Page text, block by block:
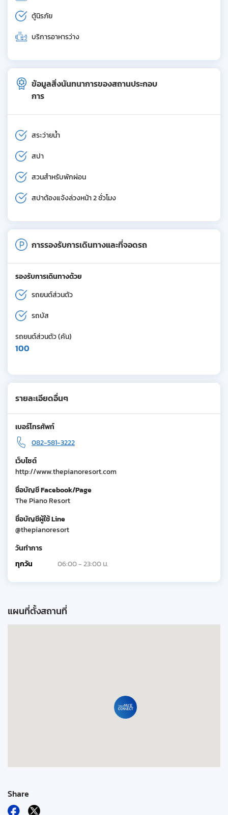
ตู้นิรภัย
บริการอาหารว่าง
ข้อมูลสิ่งนันทนาการของสถานประกอบ
การ
สระว่ายน้ำ
สปา
สวนสำหรับพักผ่อน
สปาต้องแจ้งล่วงหน้า 2 ชั่วโมง
การรองรับการเดินทางและที่จอดรถ
รองรับการเดินทางด้วย
รถยนต์ส่วนตัว
รถบัส
รถยนต์ส่วนตัว (คัน)
100
รายละเอียดอื่นๆ
เบอร์โทรศัพท์
082-581-3222
เว็บไซต์
http://www.thepianoresort.com
ชื่อบัญชี Facebook/Page
The Piano Resort
ชื่อบัญชีผู้ใช้ Line
@thepianoresort
วันทำการ
ทุกวัน
06:00 - 23:00 น.
แผนที่ตั้งสถานที่
Share